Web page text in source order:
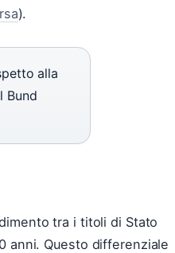
).
alla
Bund
tra i titoli di Stato
anni. Questo differenziale